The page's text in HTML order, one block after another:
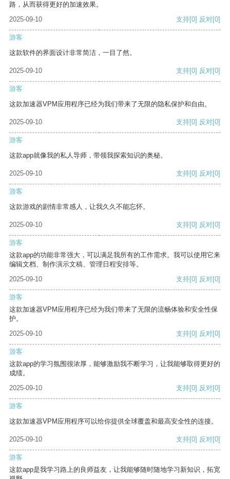
路，从而获得更好的加速效果。
2025-09-10
支持[0] 反对[0]
游客
这款软件的界面设计非常简洁，一目了然。
2025-09-10 支持[0] 反对[0]
游客
这款加速器VPM应用程序已经为我们带来了无限的隐私保护和自由。
2025-09-10 支持[0] 反对[0]
游客
这款app就像我的私人导师，带领我探索知识的奥秘。
2025-09-10 支持[0] 反对[0]
游客
这款游戏的剧情非常感人，让我久久不能忘怀。
2025-09-10 支持[0] 反对[0]
游客
这款app的功能非常强大，可以满足我所有的工作需求。我可以使用它来
编辑文档、制作演示文稿、管理日程安排等。
2025-09-10
支持[0] 反对[0]
游客
这款加速器VPM应用程序已经为我们带来了无限的流畅体验和安全性保
护。
2025-09-10
支持[0] 反对[0]
游客
这款app的学习氛围很浓厚，能够激励我不断学习，让我能够取得更好的
成绩。
2025-09-10
支持[0] 反对[0]
游客
这款加速器VPM应用程序可以给你提供全球覆盖和最高安全性的连接。
2025-09-10 支持[0] 反对[0]
游客
这款app是我学习路上的良师益友，让我能够随时随地学习新知识，拓宽